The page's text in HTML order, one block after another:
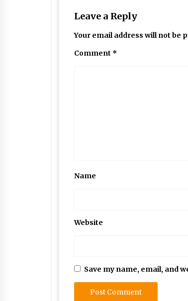
Leave a Reply
Your email address will not be
Comment *
Name
Website
Save my name, email, and